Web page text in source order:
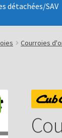
détachées/SAV
Courroies